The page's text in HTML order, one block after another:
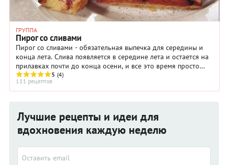
ГРУППА
Пирог со сливами
Пирог со сливами - обязательная выпечка для середины и
конца лета. Слива появляется в середине лета и остается на
прилавках почти до конца осени, и все это время просто
необходимо печь пироги.
5 (4)
111 рецептов
Лучшие рецепты и идеи для
вдохновения каждую неделю